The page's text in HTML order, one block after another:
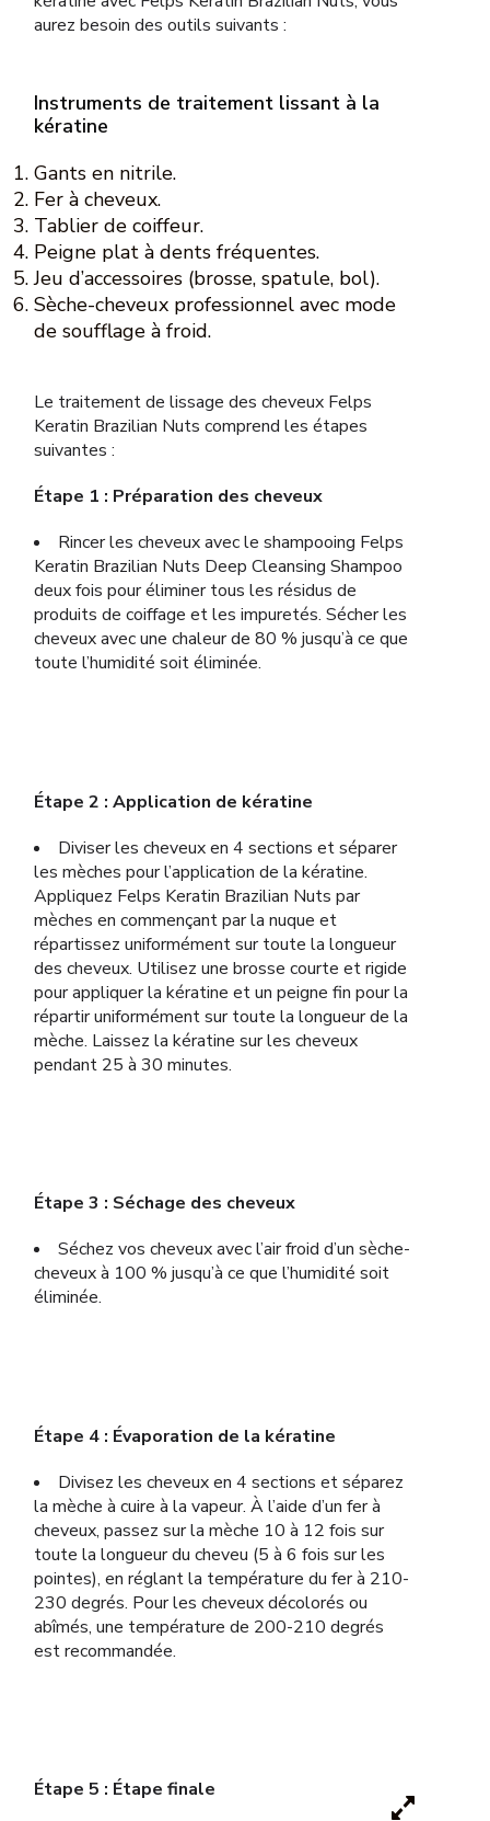
aurez besoin des outils suivants :
Instruments de traitement lissant à la
kératine
Gants en nitrile.
Fer à cheveux.
Tablier de coiffeur.
Peigne plat à dents fréquentes.
Jeu d’accessoires (brosse, spatule, bol).
Sèche-cheveux professionnel avec mode
de soufflage à froid.
Le traitement de lissage des cheveux Felps
Keratin Brazilian Nuts comprend les étapes
suivantes :
Étape 1 : Préparation des cheveux
Rincer les cheveux avec le shampooing Felps
Keratin Brazilian Nuts Deep Cleansing Shampoo
deux fois pour éliminer tous les résidus de
produits de coiffage et les impuretés. Sécher les
cheveux avec une chaleur de 80 % jusqu’à ce que
toute l’humidité soit éliminée.
Étape 2 : Application de kératine
Diviser les cheveux en 4 sections et séparer
les mèches pour l’application de la kératine.
Appliquez Felps Keratin Brazilian Nuts par
mèches en commençant par la nuque et
répartissez uniformément sur toute la longueur
des cheveux. Utilisez une brosse courte et rigide
pour appliquer la kératine et un peigne fin pour la
répartir uniformément sur toute la longueur de la
mèche. Laissez la kératine sur les cheveux
pendant 25 à 30 minutes.
Étape 3 : Séchage des cheveux
Séchez vos cheveux avec l’air froid d’un sèche-
cheveux à 100 % jusqu’à ce que l’humidité soit
éliminée.
Étape 4 : Évaporation de la kératine
Divisez les cheveux en 4 sections et séparez
la mèche à cuire à la vapeur. À l’aide d’un fer à
cheveux, passez sur la mèche 10 à 12 fois sur
toute la longueur du cheveu (5 à 6 fois sur les
pointes), en réglant la température du fer à 210-
230 degrés. Pour les cheveux décolorés ou
abîmés, une température de 200-210 degrés
est recommandée.
Étape 5 : Étape finale